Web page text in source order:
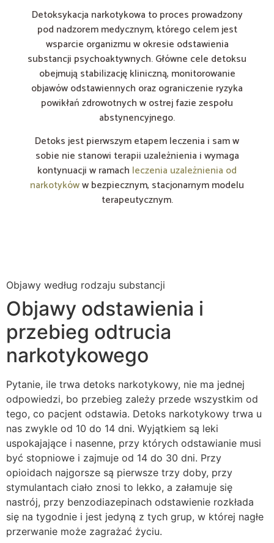
Detoksykacja narkotykowa to proces prowadzony
pod nadzorem medycznym, którego celem jest
wsparcie organizmu w okresie odstawienia
substancji psychoaktywnych. Główne cele detoksu
obejmują stabilizację kliniczną, monitorowanie
objawów odstawiennych oraz ograniczenie ryzyka
powikłań zdrowotnych w ostrej fazie zespołu
abstynencyjnego.
Detoks jest pierwszym etapem leczenia i sam w
sobie nie stanowi terapii uzależnienia i wymaga
kontynuacji w ramach leczenia uzależnienia od
narkotykóww bezpiecznym, stacjonarnym modelu
terapeutycznym.
Objawy według rodzaju substancji
Objawy odstawienia i
przebieg odtrucia
narkotykowego
Pytanie, ile trwa detoks narkotykowy, nie ma jednej
odpowiedzi, bo przebieg zależy przede wszystkim od
tego, co pacjent odstawia. Detoks narkotykowy trwa u
nas zwykle od 10 do 14 dni. Wyjątkiem są leki
uspokajające i nasenne, przy których odstawianie musi
być stopniowe i zajmuje od 14 do 30 dni. Przy
opioidach najgorsze są pierwsze trzy doby, przy
stymulantach ciało znosi to lekko, a załamuje się
nastrój, przy benzodiazepinach odstawienie rozkłada
się na tygodnie i jest jedyną z tych grup, w której nagłe
przerwanie może zagrażać życiu.